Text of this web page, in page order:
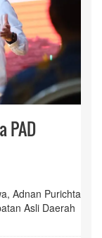
PAD
Adnan Purichta
Asli Daerah